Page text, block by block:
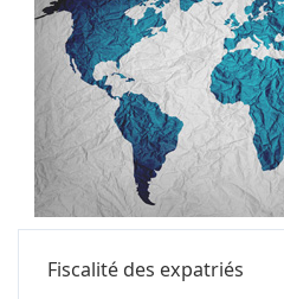
Fiscalité des expatriés